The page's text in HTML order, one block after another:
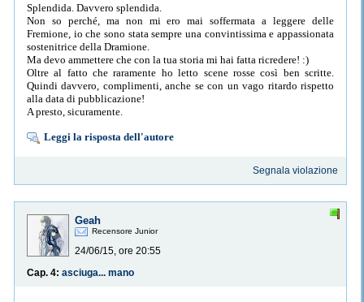
Splendida. Davvero splendida.
Non so perché, ma non mi ero mai soffermata a leggere delle
Fremione, io che sono stata sempre una convintissima e appassionata
sostenitrice della Dramione.
Ma devo ammettere che con la tua storia mi hai fatta ricredere! :)
Oltre al fatto che raramente ho letto scene rosse così ben scritte.
Quindi davvero, complimenti, anche se con un vago ritardo rispetto
alla data di pubblicazione!
A presto, sicuramente.
Leggi la risposta dell'autore
Segnala violazione
Geah
Recensore Junior
24/06/15, ore 20:55
Cap. 4: asciuga... mano